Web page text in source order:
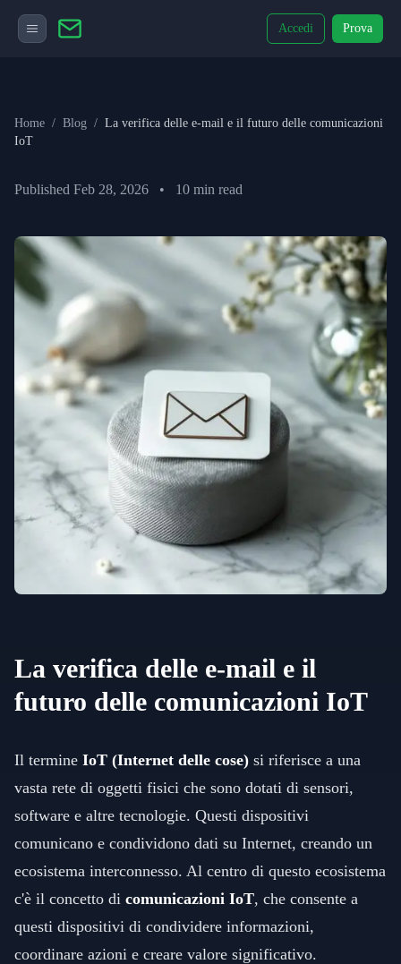
Accedi Prova
Home / Blog / La verifica delle e-mail e il futuro delle comunicazioni
IoT
Published Feb 28, 2026 • 10 min read
La verifica delle e-mail e il
futuro delle comunicazioni IoT
Il termine IoT (Internet delle cose) si riferisce a una
vasta rete di oggetti fisici che sono dotati di sensori,
software e altre tecnologie. Questi dispositivi
comunicano e condividono dati su Internet, creando un
ecosistema interconnesso. Al centro di questo ecosistema
c'è il concetto di comunicazioni IoT, che consente a
questi dispositivi di condividere informazioni,
coordinare azioni e creare valore significativo.